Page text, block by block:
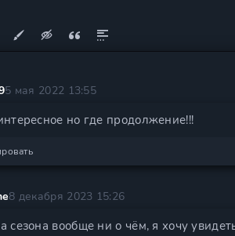
5 мая 2022 13:55
но где продолжение!!!
8 декабря 2023 15:26
сезона вообще ни о чём, я хочу